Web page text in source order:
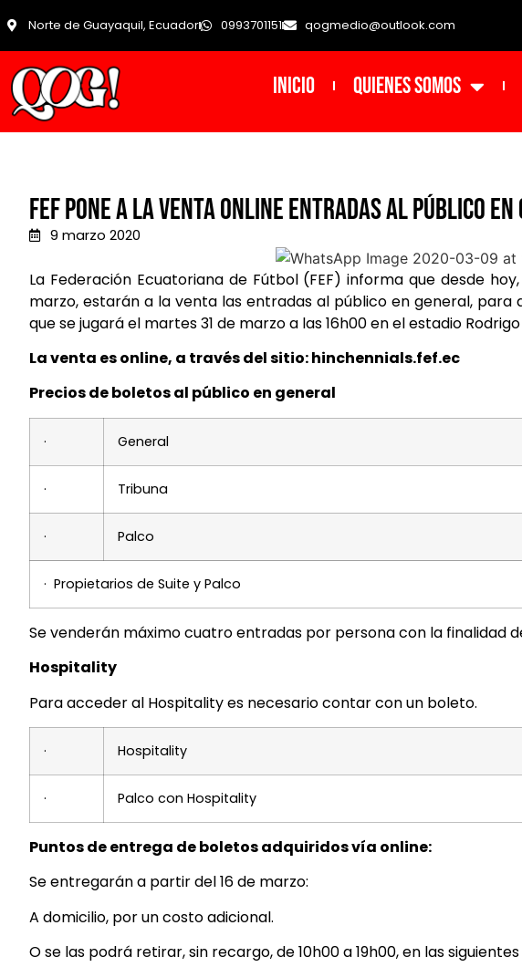
Norte de Guayaquil, Ecuador 0993701151 qogmedio@outlook.com
INICIO Quienes Somos
FEF PONE A LA VENTA ONLINE ENTRADAS AL PÚBLICO EN
9 marzo 2020
La Federación Ecuatoriana de Fútbol (FEF) informa que desde
marzo, estarán a la venta las entradas al público en general,
que se jugará el martes 31 de marzo a las 16h00 en el estadio
La venta es online, a través del sitio: hinchennials.fef.ec
Precios de boletos al público en general
· General
· Tribuna
· Palco
· Propietarios de Suite y Palco
Se venderán máximo cuatro entradas por persona con la finalidad
Hospitality
Para acceder al Hospitality es necesario contar con un boleto.
· Hospitality
· Palco con Hospitality
Puntos de entrega de boletos adquiridos vía online:
Se entregarán a partir del 16 de marzo:
A domicilio, por un costo adicional.
O se las podrá retirar, sin recargo, de 10h00 a 19h00, en las